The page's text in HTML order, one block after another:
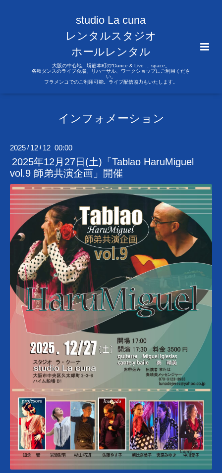
studio La cuna
レンタルスタジオ
ホールレンタル
大阪の中心地、堺筋本町の“Dance & Live ... space。
各種ダンスのライブ会場、リハーサル、ワークショップにご利用くださ
い。
フラメンコでのご利用可能。ライブ配信協力もいたします。
インフォメーション
2025 / 12 / 12 00:00
2025年12月27日(土)「Tablao HaruMiguel
vol.9 師弟共演企画」開催